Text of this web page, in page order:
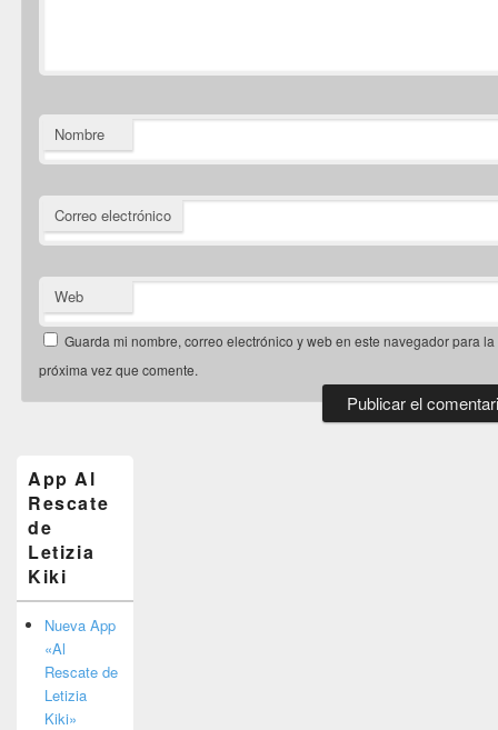
Nombre
Correo electrónico
Web
Guarda mi nombre, correo electrónico y web en este navegador para la
próxima vez que comente.
widget
barra
lateral
primaria
App Al
Rescate
de
Letizia
Kiki
Nueva App
«Al
Rescate de
Letizia
Kiki»